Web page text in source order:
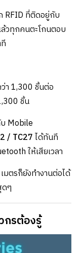
RFID ที่ติดอยู่กับ
วทุกคนตะโกนตอบ
า 1,300 ชิ้นต่อ
ชิ้น
Mobile
/ TC27ได้ทันที
ให้เสียเวลา
ตรก็ยังทำงานต่อได้
ดๆ
กรต้องรู้